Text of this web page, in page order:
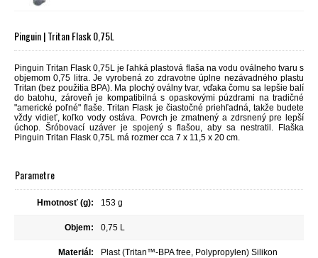
Pinguin | Tritan Flask 0,75L
Pinguin Tritan Flask 0,75L je ľahká plastová flaša na vodu oválneho tvaru s
objemom 0,75 litra. Je vyrobená zo zdravotne úplne nezávadného plastu
Tritan (bez použitia BPA). Ma plochý oválny tvar, vďaka čomu sa lepšie balí
do batohu, zároveň je kompatibilná s opaskovými púzdrami na tradičné
"americké poľné" flaše. Tritan Flask je čiastočné priehľadná, takže budete
vždy vidieť, koľko vody ostáva. Povrch je zmatnený a zdrsnený pre lepší
úchop. Šróbovací uzáver je spojený s flašou, aby sa nestratil. Flaška
Pinguin Tritan Flask 0,75L má rozmer cca 7 x 11,5 x 20 cm.
Parametre
Hmotnosť (g): 153 g
Objem: 0,75 L
Materiál: Plast (Tritan™-BPA free, Polypropylen) Silikon